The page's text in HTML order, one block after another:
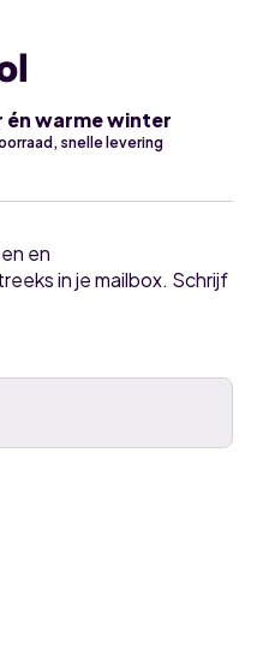
én warme winter
snelle levering
en
in je mailbox. Schrijf